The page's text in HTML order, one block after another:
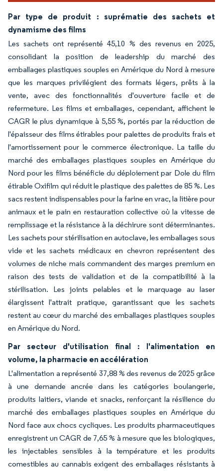
Par type de produit : suprématie des sachets et
dynamisme des films
Les sachets ont représenté 45,10 % des revenus en 2025,
consolidant la position de leadership du marché des
emballages plastiques souples en Amérique du Nord à mesure
que les marques privilégient des formats légers, prêts à la
vente, avec des fonctionnalités d'ouverture facile et de
refermeture. Les films et emballages, cependant, affichent le
CAGR le plus dynamique à 5,55 %, portés par la réduction de
l'épaisseur des films étirables pour palettes de produits frais et
l'amortissement pour le commerce électronique. La taille du
marché des emballages plastiques souples en Amérique du
Nord pour les films bénéficie du déploiement par Dole du film
étirable Oxifilm qui réduit le plastique des palettes de 85 %. Les
sacs restent indispensables pour la farine en vrac, la litière pour
animaux et le pain en restauration collective où la vitesse de
remplissage et la résistance à la déchirure sont déterminantes.
Les sachets pour stérilisation en autoclave, les emballages sous
vide et les sachets médicaux en chevron représentent des
volumes de niche mais commandent des marges premium en
raison des tests de validation et de la compatibilité à la
stérilisation. Les joints pelables et le marquage au laser
élargissent l'attrait pratique, garantissant que les sachets
restent au cœur du marché des emballages plastiques souples
en Amérique du Nord.
Par secteur d'utilisation final : l'alimentation en
volume, la pharmacie en accélération
L'alimentation a représenté 37,88 % des revenus de 2025 grâce
à une demande ancrée dans les catégories boulangerie,
produits laitiers, viande et snacks, renforçant la résilience du
marché des emballages plastiques souples en Amérique du
Nord face aux chocs cycliques. Les produits pharmaceutiques
enregistrent un CAGR de 7,65 % à mesure que les biologiques,
les injectables sensibles à la température et les produits
comestibles au cannabis exigent des emballages résistants à